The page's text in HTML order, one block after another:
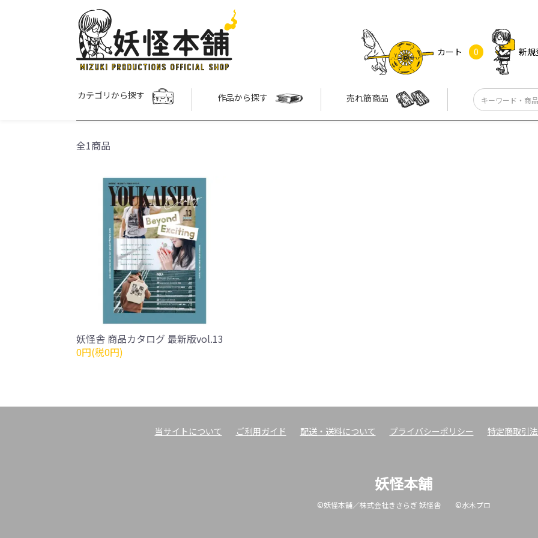
カート 0 新規
カテゴリから探す 作品から探す 売れ筋商品
全1商品
妖怪舎 商品カタログ 最新版vol.13
0円(税0円)
当サイトについて ご利用ガイド 配送・送料について プライバシーポリシー 特定商取引
妖怪本舗
©妖怪本舗／株式会社きさらぎ 妖怪舎 ©水木プロ